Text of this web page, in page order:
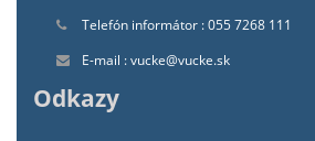
Telefón informátor : 055 7268 111
E-mail : vucke@vucke.sk
Odkazy